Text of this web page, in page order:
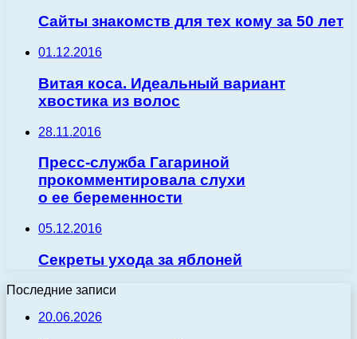
Сайты знакомств для тех кому за 50 лет
01.12.2016
Витая коса. Идеальный вариант
хвостика из волос
28.11.2016
Пресс-служба Гагариной
прокомментировала слухи
о ее беременности
05.12.2016
Секреты ухода за яблоней
Последние записи
20.06.2026